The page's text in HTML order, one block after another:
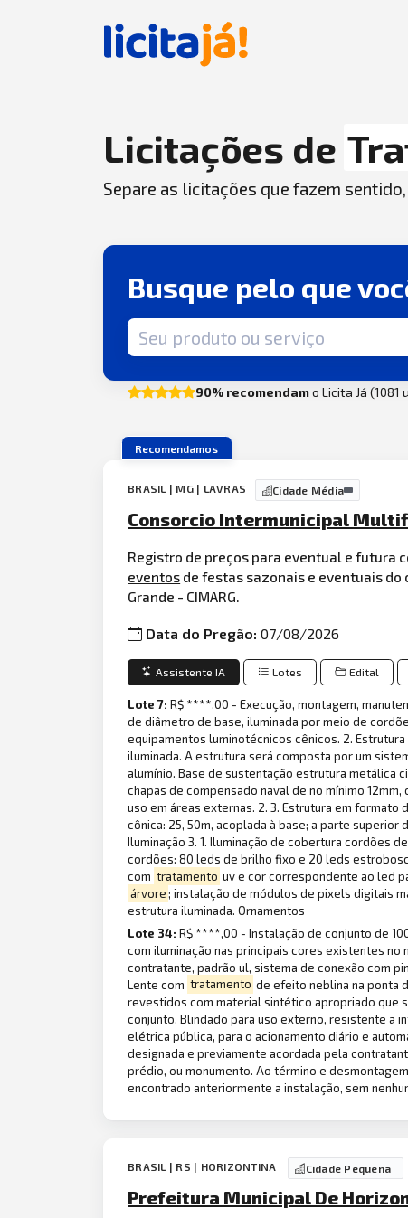
Licitações de
Separe as licitações que fazem
Busque pelo que
Termo de busca
90% recomendamo Licita Já
Recomendamos
BRASIL | MG | LAVRAS Cidade Média
Consorcio Intermunicipal
Registro de preços para eventual e futura
eventos de festas sazonais e eventuais
Grande - CIMARG.
Data do Pregão:07/08/2026
Assistente IA Lotes Edital
Lote 7:R$ ****,00 - Execução, montagem,
de diâmetro de base, iluminada por meio de
equipamentos luminotécnicos cênicos. 2. Estrutura
iluminada. A estrutura será composta por um
alumínio. Base de sustentação estrutura metálica
chapas de compensado naval de no mínimo
uso em áreas externas. 2. 3. Estrutura em formato
cônica: 25, 50m, acoplada à base; a parte
Iluminação 3. 1. Iluminação de cobertura cordões
cordões: 80 leds de brilho fixo e 20 leds
com tratamento uv e cor correspondente ao led
árvore; instalação de módulos de pixels digitais
estrutura iluminada. Ornamentos
Lote 34:R$ ****,00 - Instalação de conjunto de
com iluminação nas principais cores existentes
contratante, padrão ul, sistema de conexão com
Lente com tratamento de efeito neblina na ponta
revestidos com material sintético apropriado que
conjunto. Blindado para uso externo, resistente a
elétrica pública, para o acionamento diário e
designada e previamente acordada pela
prédio, ou monumento. Ao término e
encontrado anteriormente a instalação, sem
BRASIL | RS | HORIZONTINA Cidade Pequena
Prefeitura Municipal De